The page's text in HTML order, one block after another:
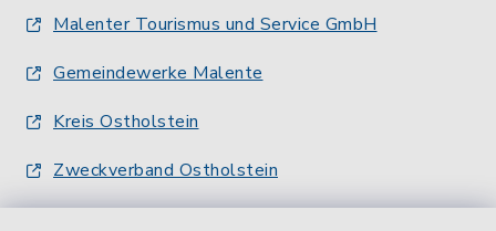
Malenter Tourismus und Service GmbH
Gemeindewerke Malente
Kreis Ostholstein
Zweckverband Ostholstein